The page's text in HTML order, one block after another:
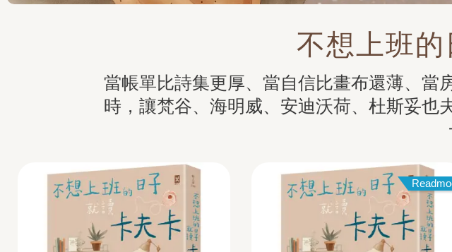
不想上班
當帳單比詩集更厚、當自信比畫布還薄、當
時，讓梵谷、海明威、安迪沃荷、杜斯妥也